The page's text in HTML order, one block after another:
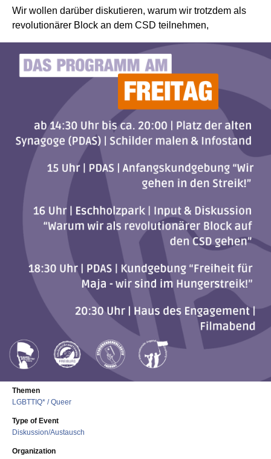
Wir wollen darüber diskutieren, warum wir trotzdem als
revolutionärer Block an dem CSD teilnehmen,
Themen
LGBTTIQ* / Queer
Type of Event
Diskussion/Austausch
Organization